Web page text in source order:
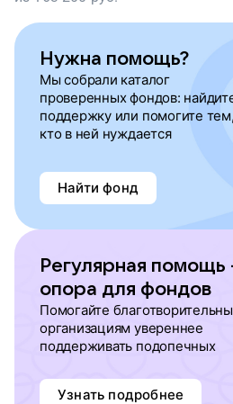
Нужна помощь?
Мы собрали каталог
проверенных фондов:
поддержку или помогите тем,
кто в ней нуждается
Найти фонд
Регулярная помощь
опора для фондов
Помогайте
организациям увереннее
поддерживать подопечных
Узнать подробнее